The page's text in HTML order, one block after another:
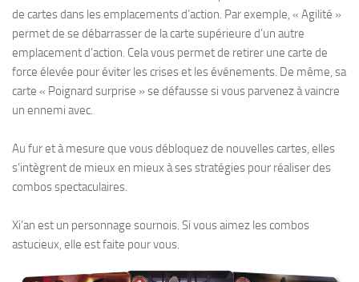
de cartes dans les emplacements d’action. Par exemple, « Agilité »
permet de se débarrasser de la carte supérieure d’un autre
emplacement d’action. Cela vous permet de retirer une carte de
force élevée pour éviter les crises et les événements. De même, sa
carte « Poignard surprise » se défausse si vous parvenez à vaincre
un ennemi avec.
Au fur et à mesure que vous débloquez de nouvelles cartes, elles
s’intègrent de mieux en mieux à ses stratégies pour réaliser des
combos spectaculaires.
Xi’an est un personnage sournois. Si vous aimez les combos
astucieux, elle est faite pour vous.